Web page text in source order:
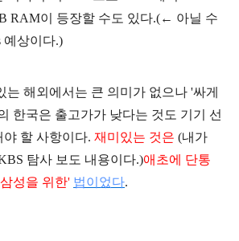
RAM이 등장할 수도 있다.(← 아닐 수
예상이다.)
는 해외에서는 큰 의미가 없으나 '싸게
한국은 출고가가 낮다는 것도 기기 선
할 사항이다. 재미있는 것은 (내가
탐사 보도 내용이다.)애초에 단통
성을 위한' 법이었다.